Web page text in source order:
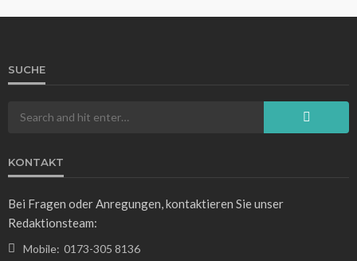
WISSEN
SUCHE
KONTAKT
Bei Fragen oder Anregungen, kontaktieren Sie unser
Redaktionsteam:
Mobile: 0173-305 8136